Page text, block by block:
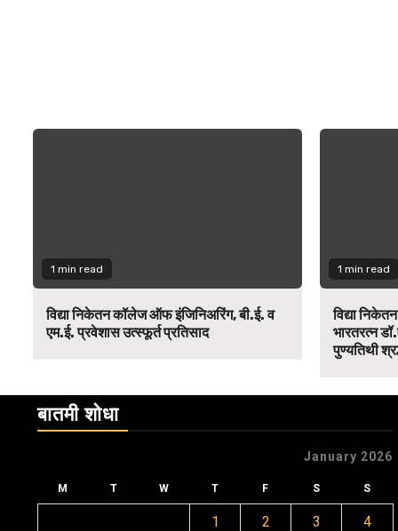
1 min read
विद्या निकेतन कॉलेज ऑफ इंजिनिअरिंग, बी.ई. व
एम.ई. प्रवेशास उत्स्फूर्त प्रतिसाद
1 min read
विद्या
भारतरत्न
पुण्यतिथी
बातमी शोधा
January 2026
M T W T F S S
1 2 3 4